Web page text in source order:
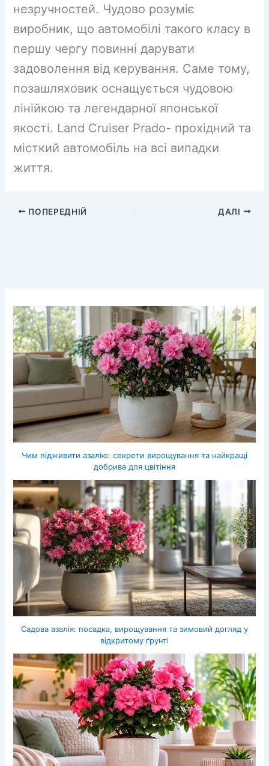
незручностей. Чудово розуміє
виробник, що автомобілі такого класу в
першу чергу повинні дарувати
задоволення від керування. Саме тому,
позашляховик оснащується чудовою
лінійкою та легендарної японської
якості. Land Cruiser Prado- прохідний та
місткий автомобіль на всі випадки
життя.
ПОПЕРЕДНІЙ ДАЛІ
Чим підживити азалію: секрети вирощування та найкращі
добрива для цвітіння
Садова азалія: посадка, вирощування та зимовий догляд у
відкритому ґрунті